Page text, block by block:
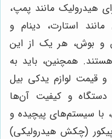
هیدرولیک مانند پمپ،
استارت، دینام و
و بوش، هر یک از این
همچنین، باید به
و قیمت لوازم یدکی بیل
دستگاه و کیفیت آن‌ها
با سیستم‌های پیچیده و
(چکش هیدرولیکی)